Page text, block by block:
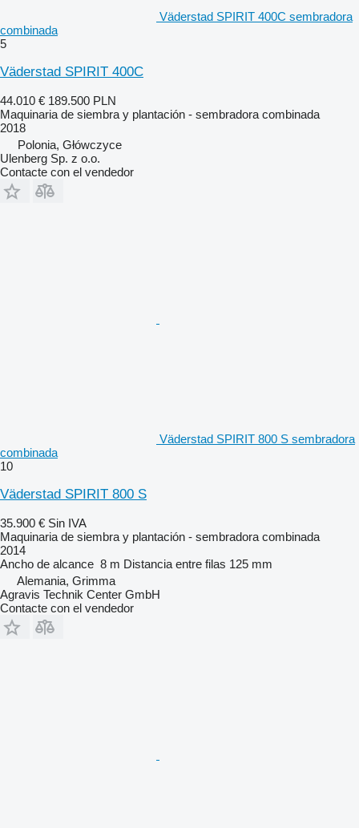
Väderstad SPIRIT 400C sembradora
combinada
5
Väderstad SPIRIT 400C
44.010 € 189.500 PLN
Maquinaria de siembra y plantación - sembradora combinada
2018
Polonia, Główczyce
Ulenberg Sp. z o.o.
Contacte con el vendedor
Väderstad SPIRIT 800 S sembradora
combinada
10
Väderstad SPIRIT 800 S
35.900 € Sin IVA
Maquinaria de siembra y plantación - sembradora combinada
2014
Ancho de alcance 8 m Distancia entre filas 125 mm
Alemania, Grimma
Agravis Technik Center GmbH
Contacte con el vendedor